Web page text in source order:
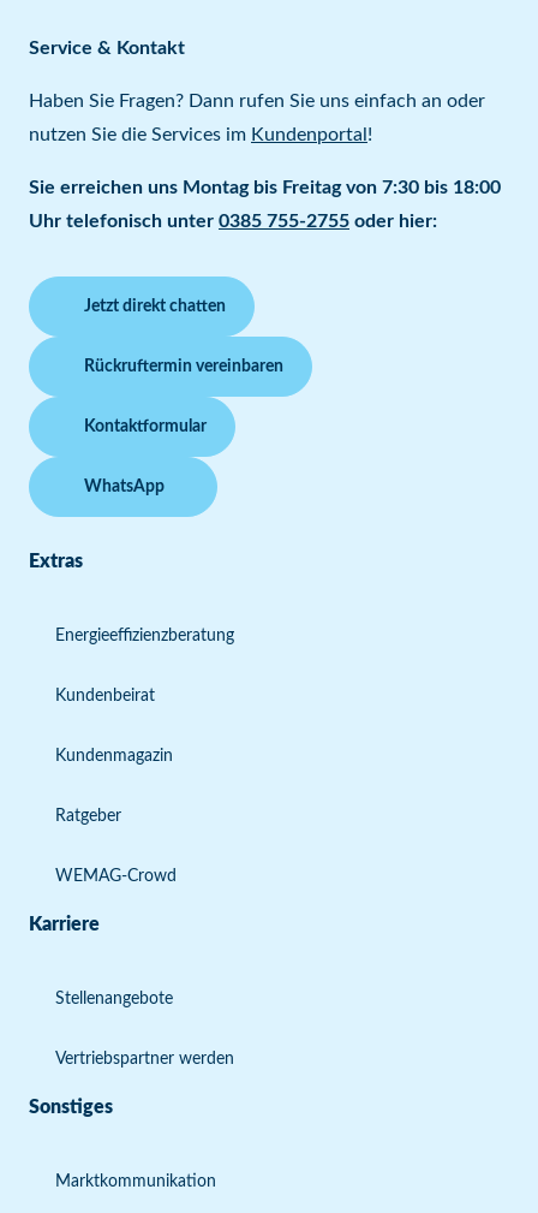
Service & Kontakt
Haben Sie Fragen? Dann rufen Sie uns einfach an oder
nutzen Sie die Services im Kundenportal !
Sie erreichen uns Montag bis Freitag von 7:30 bis 18:00
Uhr telefonisch unter 0385 755-2755 oder hier:
Jetzt direkt chatten
Rückruftermin vereinbaren
Kontaktformular
WhatsApp
Extras
Energieeffizienzberatung
Kundenbeirat
Kundenmagazin
Ratgeber
WEMAG-Crowd
Karriere
Stellenangebote
Vertriebspartner werden
Sonstiges
Marktkommunikation